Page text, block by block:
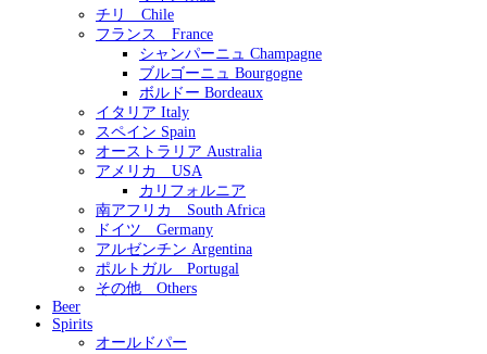
チリ Chile
フランス France
シャンパーニュ Champagne
ブルゴーニュ Bourgogne
ボルドー Bordeaux
イタリア Italy
スペイン Spain
オーストラリア Australia
アメリカ USA
カリフォルニア
南アフリカ South Africa
ドイツ Germany
アルゼンチン Argentina
ポルトガル Portugal
その他 Others
Beer
Spirits
オールドパー